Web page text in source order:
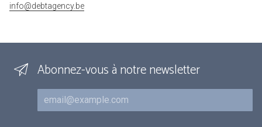
info@debtagency.be
Abonnez-vous à notre newsletter
Courriel